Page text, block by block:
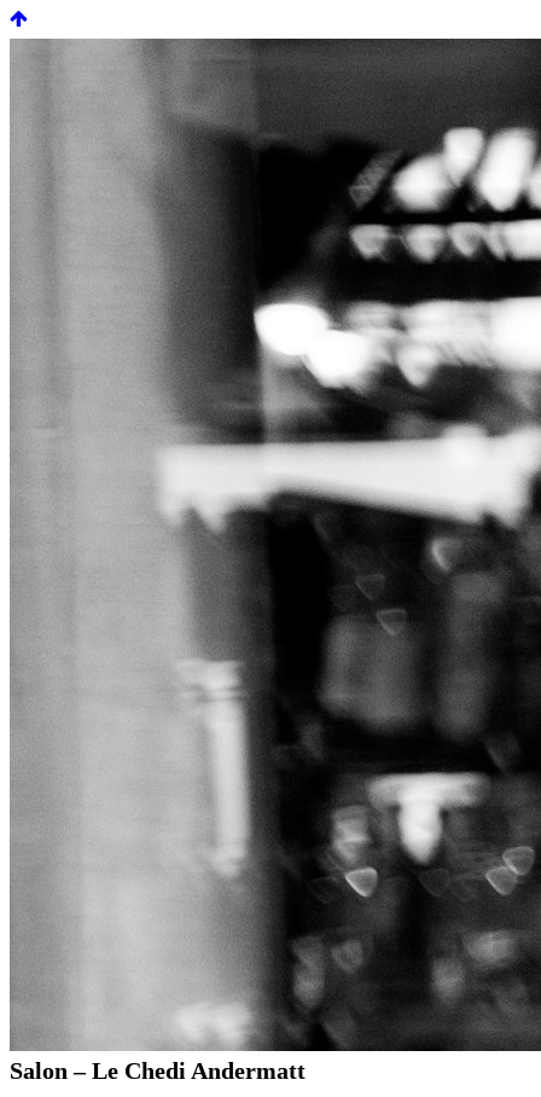
Salon – Le Chedi Andermatt